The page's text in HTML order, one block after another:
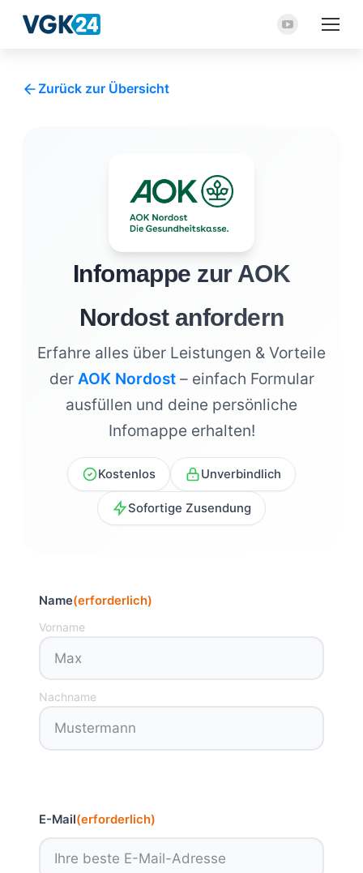
YouTube
Zurück zur Übersicht
Infomappe zur AOK
Nordost anfordern
Erfahre alles über Leistungen & Vorteile
der AOK Nordost– einfach Formular
ausfüllen und deine persönliche
Infomappe erhalten!
Kostenlos Unverbindlich
Sofortige Zusendung
Name(erforderlich)
Vorname
Nachname
E-Mail(erforderlich)